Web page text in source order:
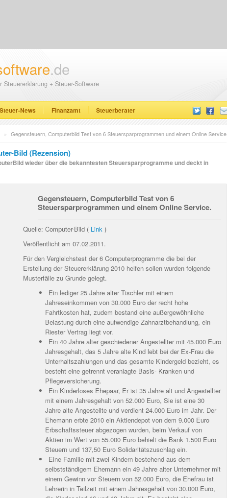
.de
+ Steuer-Software
Steuer-News Finanzamt Steuerberater
» Gegensteuern, Computerbild Test von 6 Steuersparprogrammen und einem Online Service.
Bild (Rezension)
wieder über die bekanntesten Steuersparprogramme und deckt in
Gegensteuern, Computerbild Test von 6
Steuersparprogrammen und einem Online Service.
Quelle: Computer-Bild ( Link )
Veröffentlicht am 07.02.2011.
Für den Vergleichstest der 6 Computerprogramme die bei der
Erstellung der Steuererklärung 2010 helfen sollen wurden folgende
Musterfälle zu Grunde gelegt.
Ein lediger 25 Jahre alter Tischler mit einem
Jahreseinkommen von 30.000 Euro der recht hohe
Fahrtkosten hat, zudem bestand eine außergewöhnliche
Belastung durch eine aufwendige Zahnarztbehandlung, ein
Riester Vertrag liegt vor.
Ein 40 Jahre alter geschiedener Angestellter mit 45.000 Euro
Jahresgehalt, das 5 Jahre alte Kind lebt bei der Ex-Frau die
Unterhaltszahlungen und das gesamte Kindergeld bezieht, es
besteht eine getrennt veranlagte Basis- Kranken und
Pflegeversicherung.
Ein Kinderloses Ehepaar, Er ist 35 Jahre alt und Angestellter
mit einem Jahresgehalt von 52.000 Euro, Sie ist eine 30
Jahre alte Angestellte und verdient 24.000 Euro im Jahr. Der
Ehemann erbte 2010 ein Aktiendepot von dem 9.000 Euro
Erbschaftssteuer abgezogen wurden, beim Verkauf von
Aktien im Wert von 55.000 Euro behielt die Bank 1.500 Euro
Steuern und 137,50 Euro Solidaritätszuschlag ein.
Eine Familie mit zwei Kindern bestehend aus dem
selbstständigem Ehemann ein 49 Jahre alter Unternehmer mit
einem Gewinn vor Steuern von 52.000 Euro, die Ehefrau ist
Lehrerin in Teilzeit mit einem Jahresgehalt von 30.000 Euro,